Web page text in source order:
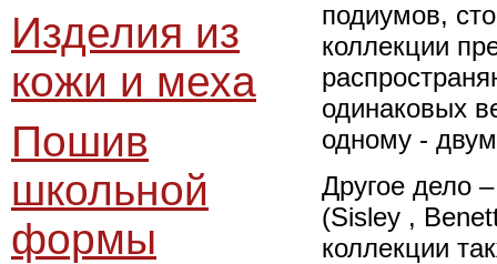
подиумов,
коллекции
одинаковых
одному -
Другое дело
(Sisley ,
коллекции
Изделия из
кожи и меха
Пошив
школьной
формы